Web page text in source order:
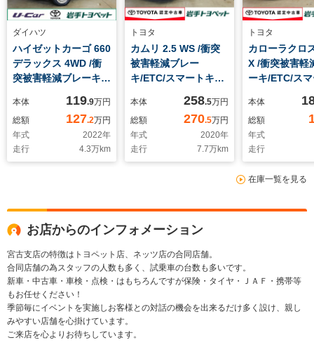
ダイハツ
ハイゼットカーゴ 660
デラックス 4WD /衝
突被害軽減ブレーキ/
物センサー/ETC/キー
レス
本体 119.9万円
総額
127.2万円
年式
2022年
走行
4.3万km
トヨタ
カムリ 2.5 WS /衝突
被害軽減ブレー
キ/ETC/スマートキー/
本体 258.5万円
総額
270.5万円
年式
2020年
走行
7.7万km
トヨタ
カローラクロ
X /衝突被害軽
ーキ/ETC/ス
ィスプレイオ
オ/フルセグ
ーナー
本体
総額
年式
走行
在庫一覧を見る
お店からのインフォメーション
宮古支店の特徴はトヨペット店、ネッツ店の合同店舗。
合同店舗の為スタッフの人数も多く、試乗車の台数も多いです。
新車・中古車・車検・点検・はもちろんですが保険・タイヤ・ＪＡＦ・携帯等
もお任せください！
季節毎にイベントを実施しお客様との対話の機会を出来るだけ多く設け、親し
みやすい店舗を心掛けています。
ご来店を心よりお待ちしています。